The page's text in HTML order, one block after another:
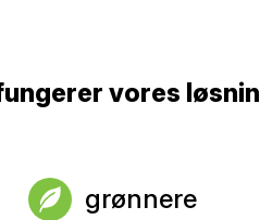
vores
grønnere